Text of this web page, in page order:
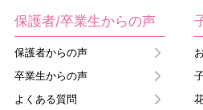
保護者/卒業生からの声
保護者からの声
卒業生からの声
よくある質問